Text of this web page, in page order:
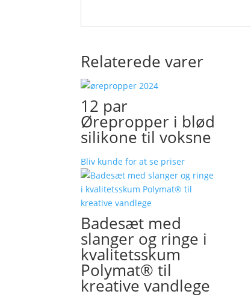
Relaterede varer
12 par
Ørepropper i blød
silikone til voksne
Bliv kunde for at se priser
Badesæt med
slanger og ringe i
kvalitetsskum
Polymat® til
kreative vandlege